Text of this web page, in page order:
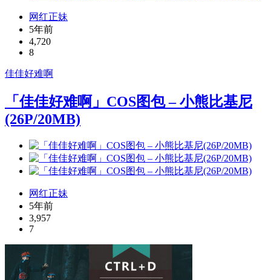
网红正妹
5年前
4,720
8
佳佳好难啊
「佳佳好难啊」COS图包 – 小熊比基尼
(26P/20MB)
网红正妹
5年前
3,957
7